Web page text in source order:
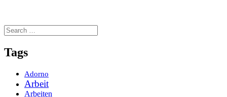
Search
for:
Tags
Adorno
Arbeit
Arbeiten